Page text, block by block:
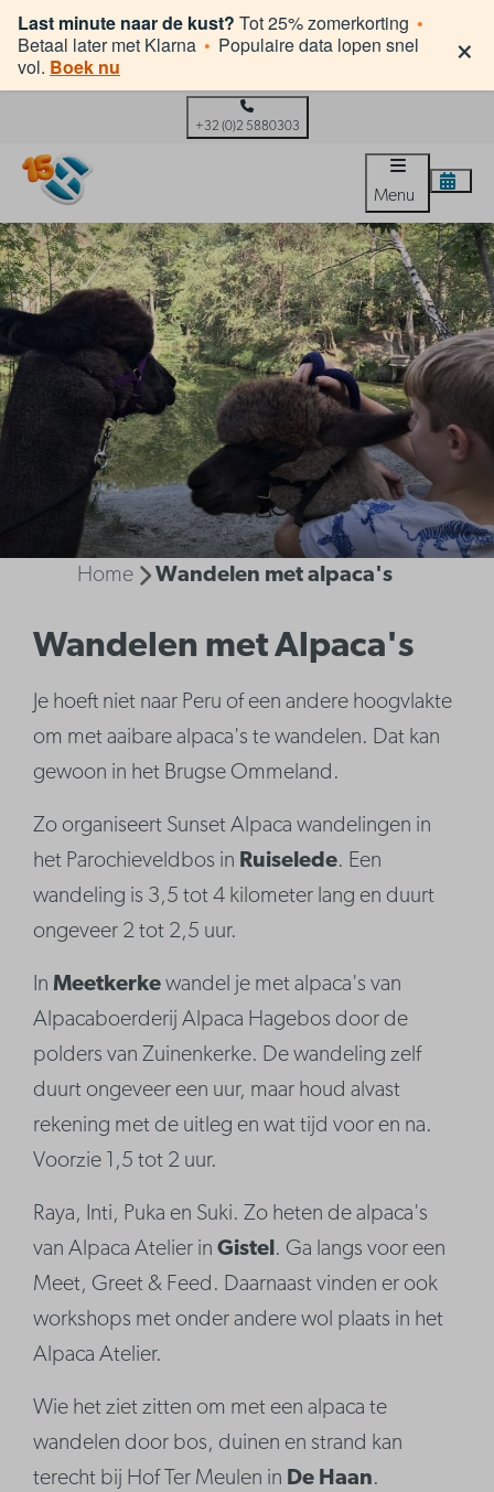
Last minute naar de kust? Tot 25% zomerkorting •
Betaal later met Klarna • Populaire data lopen snel
vol. Boek nu ×
+32 (0)2 5880303
Menu
Home Wandelen met alpaca's
Wandelen met Alpaca's
Je hoeft niet naar Peru of een andere hoogvlakte
om met aaibare alpaca's te wandelen. Dat kan
gewoon in het Brugse Ommeland.
Zo organiseert Sunset Alpaca wandelingen in
het Parochieveldbos in Ruiselede. Een
wandeling is 3,5 tot 4 kilometer lang en duurt
ongeveer 2 tot 2,5 uur.
InMeetkerkewandel je met alpaca's van
Alpacaboerderij Alpaca Hagebos door de
polders van Zuinenkerke. De wandeling zelf
duurt ongeveer een uur, maar houd alvast
rekening met de uitleg en wat tijd voor en na.
Voorzie 1,5 tot 2 uur.
Raya, Inti, Puka en Suki. Zo heten de alpaca's
van Alpaca Atelier inGistel. Ga langs voor een
Meet, Greet & Feed. Daarnaast vinden er ook
workshops met onder andere wol plaats in het
Alpaca Atelier.
Wie het ziet zitten om met een alpaca te
wandelen door bos, duinen en strand kan
terecht bij Hof Ter Meulen in De Haan.